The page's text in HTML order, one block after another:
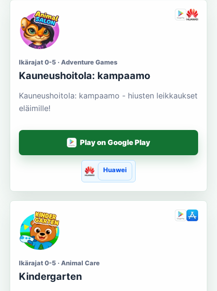
Ikärajat 0-5 · Adventure Games
Kauneushoitola: kampaamo
Kauneushoitola: kampaamo - hiusten leikkaukset
eläimille!
Play on Google Play
Huawei
Ikärajat 0-5 · Animal Care
Kindergarten